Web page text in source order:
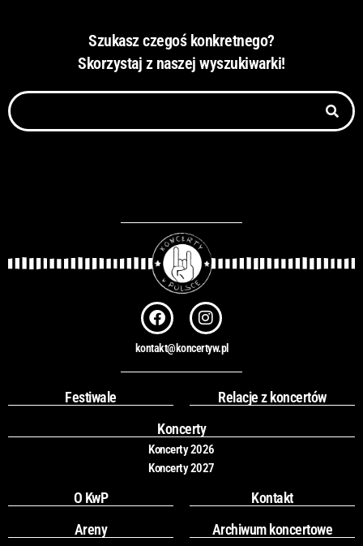
Szukasz czegoś konkretnego?
Skorzystaj z naszej wyszukiwarki!
Szukaj
F
a
c
e
b
o
k
I
n
s
t
a
r
a
m
kontakt@koncertyw.pl
Festiwale
Relacje z koncertów
Koncerty
Koncerty 2026
Koncerty 2027
O KwP
Kontakt
Areny
Archiwum koncertowe